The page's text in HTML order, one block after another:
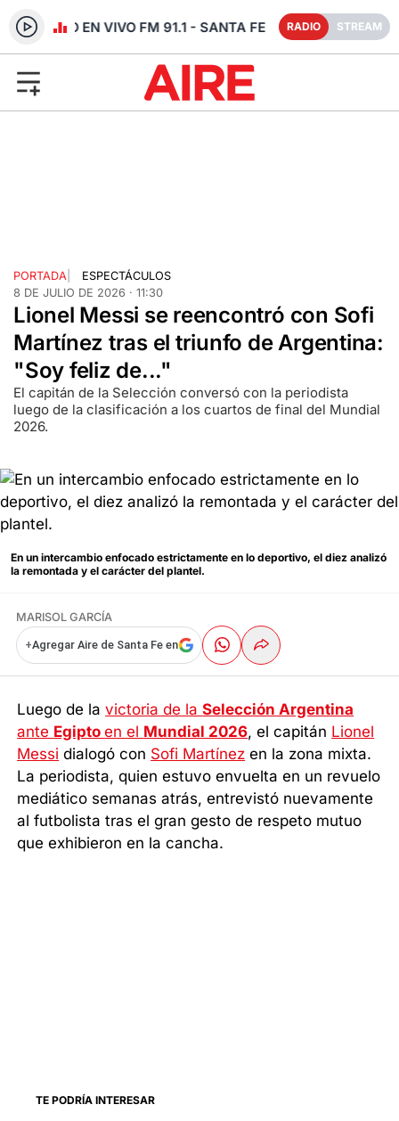
RADIO EN VIVO FM 91.1 - SANTA FE RADIO STREAM
PORTADA
ESPECTÁCULOS
8 DE JULIO DE 2026 · 11:30
Lionel Messi se reencontró con Sofi
Martínez tras el triunfo de Argentina:
"Soy feliz de..."
El capitán de la Selección conversó con la periodista
luego de la clasificación a los cuartos de final del Mundial
2026.
En un intercambio enfocado estrictamente en lo deportivo, el diez analizó
la remontada y el carácter del plantel.
MARISOL GARCÍA
+Agregar Aire de Santa Fe en
Luego de lavictoria de laSelección Argentina
ante Egiptoen el Mundial 2026, el capitán Lionel
Messi dialogó con Sofi Martínez en la zona mixta.
La periodista, quien estuvo envuelta en un revuelo
mediático semanas atrás, entrevistó nuevamente
al futbolista tras el gran gesto de respeto mutuo
que exhibieron en la cancha.
TE PODRÍA INTERESAR